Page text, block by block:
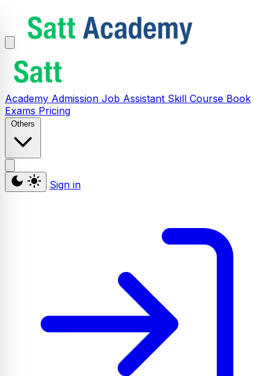
Academy Admission Job Assistant Skill Course Book
Exams Pricing
Others
Sign in